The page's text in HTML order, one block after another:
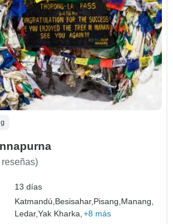
reseñas)
13 días
Katmandú, Besisahar, Pisang, Manang,
Ledar,Yak Kharka, +8 más